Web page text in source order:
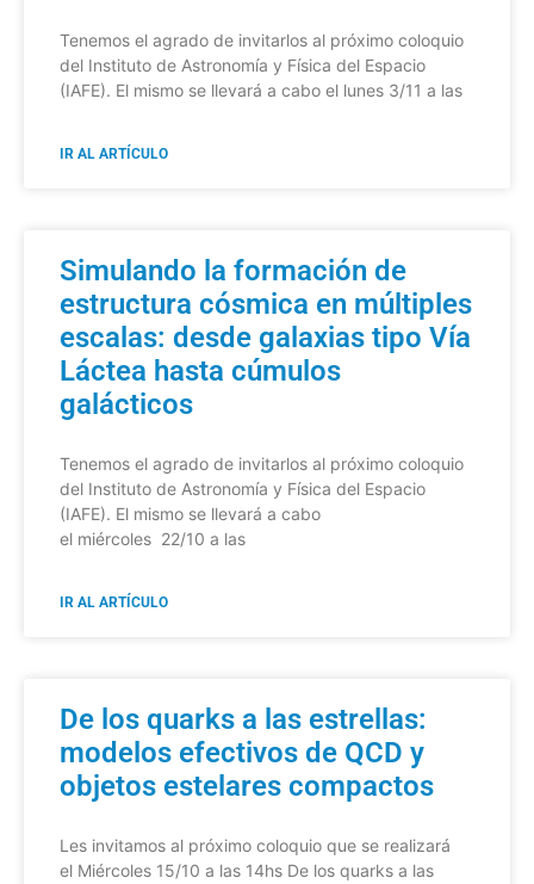
Tenemos el agrado de invitarlos al próximo coloquio
del Instituto de Astronomía y Física del Espacio
(IAFE). El mismo se llevará a cabo el lunes 3/11 a las
IR AL ARTÍCULO
Simulando la formación de
estructura cósmica en múltiples
escalas: desde galaxias tipo Vía
Láctea hasta cúmulos
galácticos
Tenemos el agrado de invitarlos al próximo coloquio
del Instituto de Astronomía y Física del Espacio
(IAFE). El mismo se llevará a cabo
el miércoles 22/10 a las
IR AL ARTÍCULO
De los quarks a las estrellas:
modelos efectivos de QCD y
objetos estelares compactos
Les invitamos al próximo coloquio que se realizará
el Miércoles 15/10 a las 14hs De los quarks a las